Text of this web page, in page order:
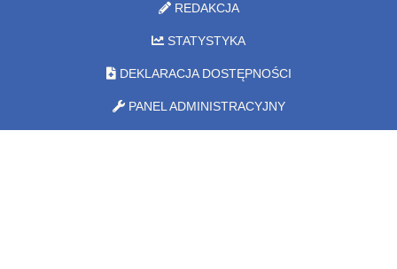
REDAKCJA
STATYSTYKA
DEKLARACJA DOSTĘPNOŚCI
PANEL ADMINISTRACYJNY